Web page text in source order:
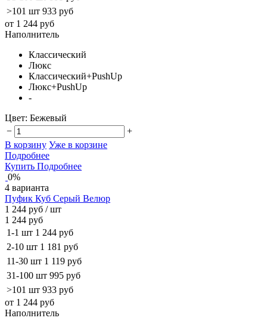
>101 шт 933 руб
от 1 244 руб
Наполнитель
Классический
Люкс
Классический+PushUp
Люкс+PushUp
-
Цвет: Бежевый
−
+
В корзину Уже в корзине
Подробнее
Купить Подробнее
0%
4 варианта
Пуфик Куб Серый Велюр
1 244 руб / шт
1 244 руб
1-1 шт 1 244 руб
2-10 шт 1 181 руб
11-30 шт 1 119 руб
31-100 шт 995 руб
>101 шт 933 руб
от 1 244 руб
Наполнитель